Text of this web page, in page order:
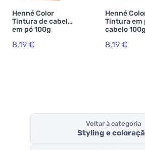
Henné Color
Tintura de cabelo
em pó 100g
8,19 €
Henné
Tintura em
cabelo 100g
8,19 €
Voltar à categoria
Styling e